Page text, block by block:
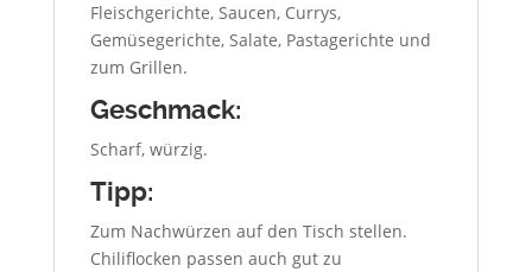
Fleischgerichte, Saucen, Currys,
Gemüsegerichte, Salate, Pastagerichte und
zum Grillen.
Geschmack:
Scharf, würzig.
Tipp:
Zum Nachwürzen auf den Tisch stellen.
Chiliflocken passen auch gut zu